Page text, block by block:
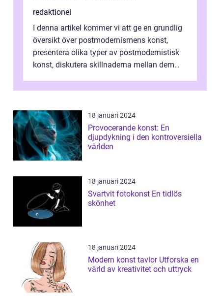
redaktionel
I denna artikel kommer vi att ge en grundlig
översikt över postmodernismens konst,
presentera olika typer av postmodernistisk
konst, diskutera skillnaderna mellan dem
18 januari 2024
Provocerande konst: En
djupdykning i den kontroversiella
världen
18 januari 2024
Svartvit fotokonst En tidlös
skönhet
18 januari 2024
Modern konst tavlor Utforska en
värld av kreativitet och uttryck